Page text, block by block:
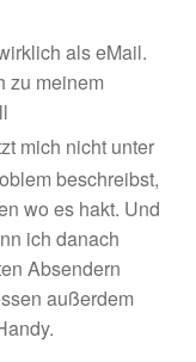
als eMail.
zu meinem
mich nicht unter
beschreibst,
wo es hakt. Und
ich danach
Absendern
außerdem